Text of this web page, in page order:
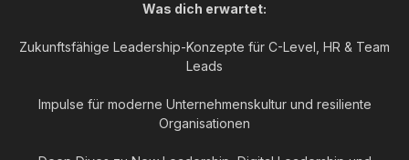
Was dich erwartet:
Zukunftsfähige Leadership-Konzepte für C-Level, HR & Team
Leads
Impulse für moderne Unternehmenskultur und resiliente
Organisationen